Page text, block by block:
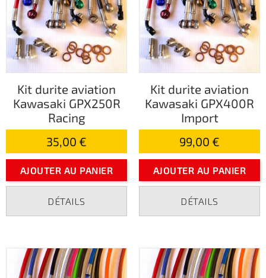
Kit durite aviation
Kawasaki GPX250R
Racing
35,00 €
AJOUTER AU PANIER
DÉTAILS
Kit durite aviation
Kawasaki GPX400R
Import
99,00 €
AJOUTER AU PANIER
DÉTAILS